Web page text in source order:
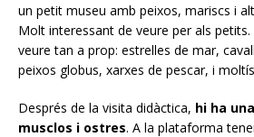
un petit museu amb peixos, mariscs i
Molt interessant de veure per als
veure tan a prop: estrelles de mar,
peixos globus, xarxes de pescar, i
Després de la visita didàctica, hi ha
musclos i ostres. A la plataforma